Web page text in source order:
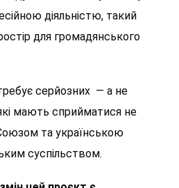
діяльністю, такий
для громадянського
серйозних — а не
мають сприйматися не
та українською
суспільством.